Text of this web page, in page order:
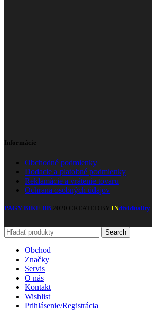
Informácie
Obchodné podmienky
Dodacie a platobné podmienky
Reklamácie a vrátenie tovaru
Ochrana osobných údajov
PAGY BIKE BB 2020 CREATED BY INdividuality.
Search
Obchod
Značky
Servis
O nás
Kontakt
Wishlist
Prihlásenie/Registrácia